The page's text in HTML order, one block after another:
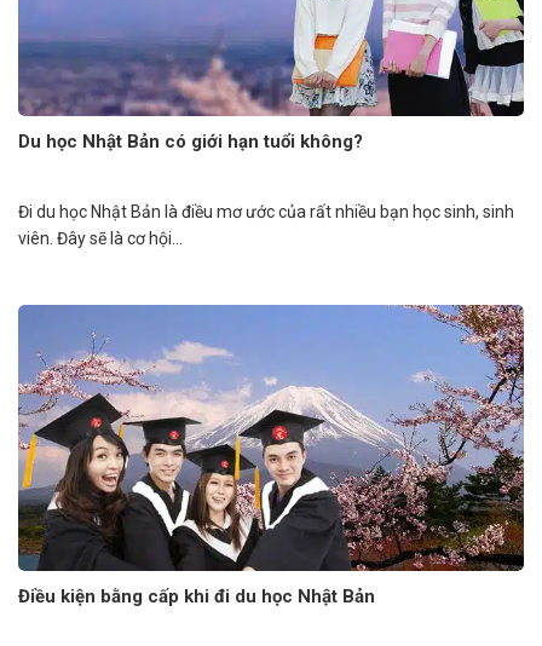
Du học Nhật Bản có giới hạn tuổi không?
Đi du học Nhật Bản là điều mơ ước của rất nhiều bạn học sinh, sinh
viên. Đây sẽ là cơ hội...
Điều kiện bằng cấp khi đi du học Nhật Bản